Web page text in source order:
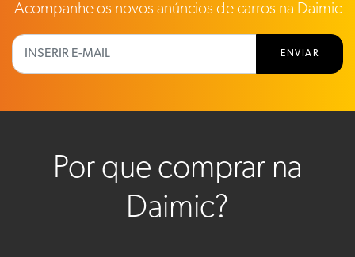
Acompanhe os novos anúncios de carros na Daimic
ENVIAR
Por que comprar na
Daimic?